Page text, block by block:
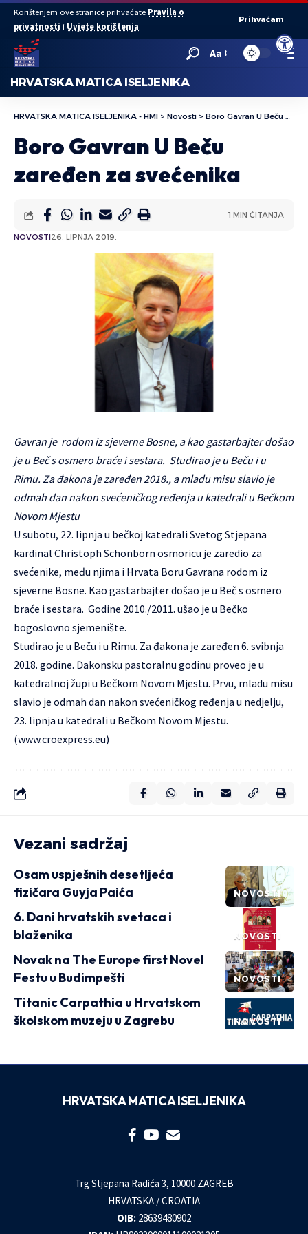
Open
Korištenjem ove stranice prihvaćate Pravila o
privatnosti i Uvjete korištenja.
Prihvaćam
Aa
HRVATSKA MATICA ISELJENIKA
HRVATSKA MATICA ISELJENIKA - HMI > Novosti > Boro Gavran U Beču zaređen za svećenika
Boro Gavran U Beču
zaređen za svećenika
NOVOSTI26. LIPNJA 2019.
1 MIN ČITANJA
Gavran je rodom iz sjeverne Bosne, a kao gastarbajter došao
je u Beč s osmero braće i sestara. Studirao je u Beču i u
Rimu. Za đakona je zaređen 2018., a mladu misu slavio je
odmah dan nakon svećeničkog ređenja u katedrali u Bečkom
Novom Mjestu
U subotu, 22. lipnja u bečkoj katedrali Svetog Stjepana
kardinal Christoph Schönborn osmoricu je zaredio za
svećenike, među njima i Hrvata Boru Gavrana rodom iz
sjeverne Bosne. Kao gastarbajter došao je u Beč s osmero
braće i sestara. Godine 2010./2011. ušao je u Bečko
bogoslovno sjemenište.
Studirao je u Beču i u Rimu. Za đakona je zaređen 6. svibnja
2018. godine. Đakonsku pastoralnu godinu proveo je u
katedralnoj župi u Bečkom Novom Mjestu. Prvu, mladu misu
slavio je odmah dan nakon svećeničkog ređenja u nedjelju,
23. lipnja u katedrali u Bečkom Novom Mjestu.
(www.croexpress.eu)
Vezani sadržaj
NOVOSTI
Osam uspješnih desetljeća
fizičara Guyja Paića
NOVOSTI
6. Dani hrvatskih svetaca i
blaženika
NOVOSTI
Novak na The Europe first Novel
Festu u Budimpešti
NOVOSTI
Titanic Carpathia u Hrvatskom
školskom muzeju u Zagrebu
HRVATSKA MATICA ISELJENIKA
Trg Stjepana Radića 3, 10000 ZAGREB
HRVATSKA / CROATIA
OIB: 28639480902